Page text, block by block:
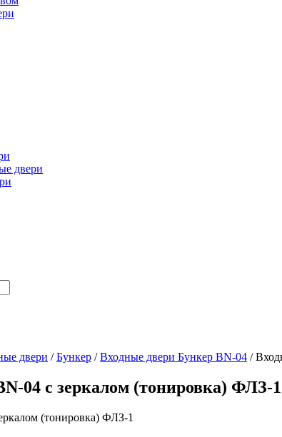
двери
двери /Бункер /Входные двери Бункер BN-04 /
04 с зеркалом (тонировка)
(тонировка) ФЛЗ-1